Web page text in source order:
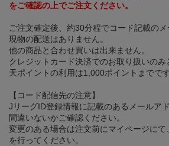
をご確認の上でご注文ください。
ご注文確定後、約30分程でコード記載のメ
現物の配送はありません。
他の商品と合わせ買いは出来ません。
クレジットカード決済でのお取り扱いの
天ポイントの利用は1,000ポイントまでです
【コード配信先の注意】
JリーグID登録情報に記載のあるメールア
間違いないかご確認ください。
変更のある場合は注文前にマイページに
を行ってください。